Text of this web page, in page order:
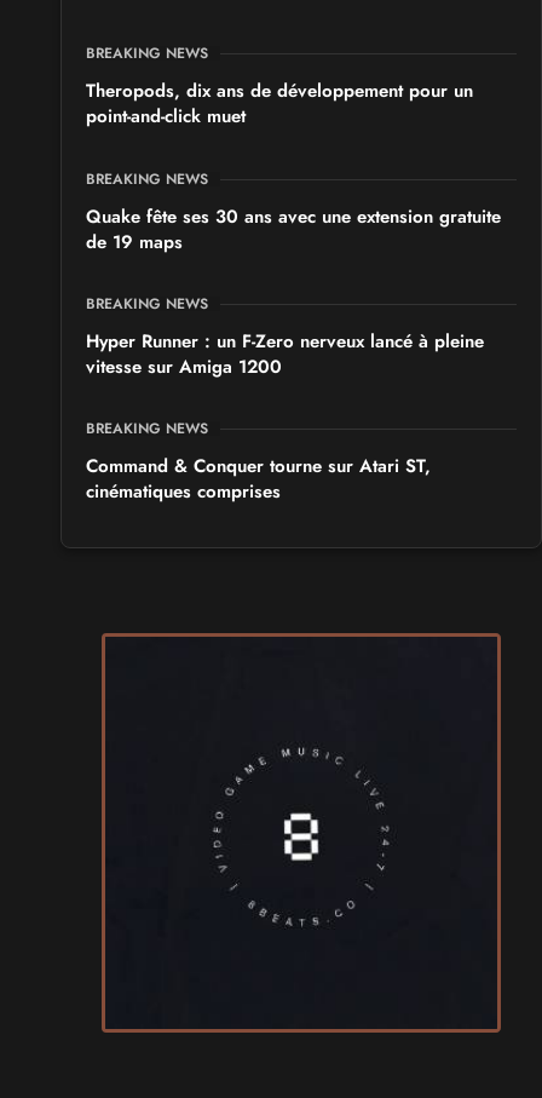
BREAKING NEWS
Theropods, dix ans de développement pour un
point-and-click muet
BREAKING NEWS
Quake fête ses 30 ans avec une extension gratuite
de 19 maps
BREAKING NEWS
Hyper Runner : un F-Zero nerveux lancé à pleine
vitesse sur Amiga 1200
BREAKING NEWS
Command & Conquer tourne sur Atari ST,
cinématiques comprises